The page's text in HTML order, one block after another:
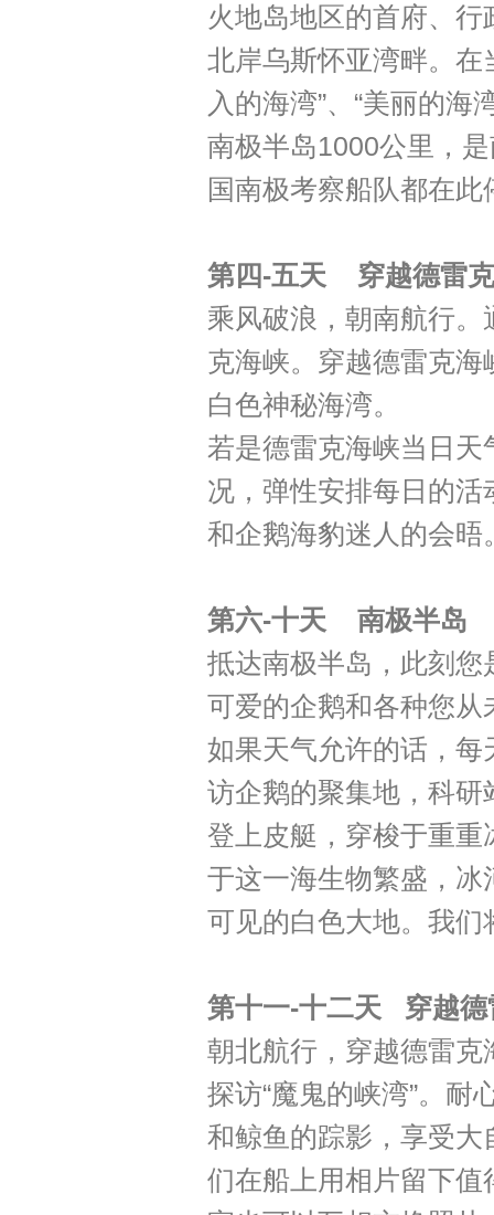
火地岛地区的首府、行
北岸乌斯怀亚湾畔。在
入的海湾”、“美丽的
南极半岛1000公里，
国南极考察船队都在此
第四-五天 穿越德雷
乘风破浪，朝南航行
克海峡。穿越德雷克海
白色神秘海湾。
若是德雷克海峡当日
况，弹性安排每日的
和企鹅海豹迷人的会晤
第六-十天 南极半岛
抵达南极半岛，此刻
可爱的企鹅和各种您从
如果天气允许的话，
访企鹅的聚集地，科
登上皮艇，穿梭于重
于这一海生物繁盛，
可见的白色大地。我
第十一-十二天 穿越德
朝北航行，穿越德雷
探访“魔鬼的峡湾”。
和鲸鱼的踪影，享受
们在船上用相片留下